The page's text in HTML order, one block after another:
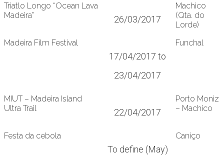
Triatlo Longo “Ocean Lava
Madeira”
26/03/2017
Machico
(Qta. do
Lorde)
Madeira Film Festival
17/04/2017 to
23/04/2017
Funchal
MIUT – Madeira Island
Ultra Trail
22/04/2017
Porto Moniz
– Machico
Festa da cebola
To define (May)
Caniço